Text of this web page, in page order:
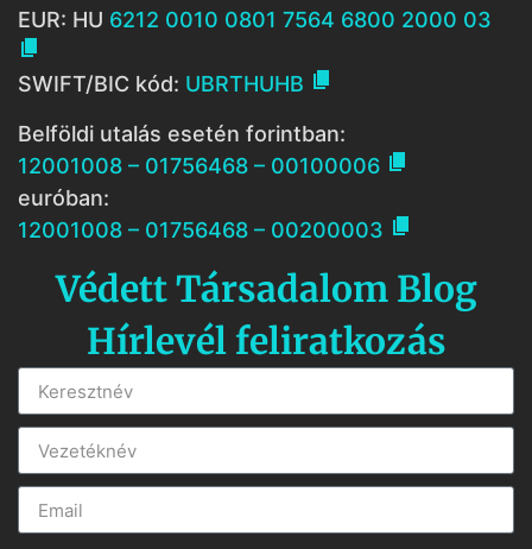
EUR: HU 6212 0010 0801 7564 6800 2000 03

SWIFT/BIC kód: UBRTHUHB 
Belföldi utalás esetén forintban:
12001008 – 01756468 – 00100006 
euróban:
12001008 – 01756468 – 00200003 
Védett Társadalom Blog
Hírlevél feliratkozás